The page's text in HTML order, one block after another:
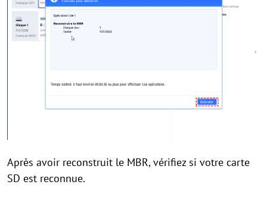
Après avoir reconstruit le MBR, vérifiez si votre carte
SD est reconnue.